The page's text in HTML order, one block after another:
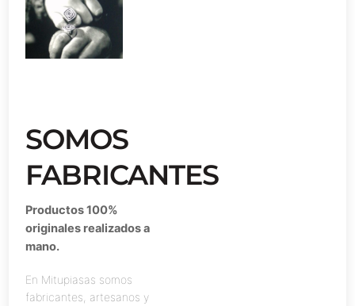
SOMOS
FABRICANTES
Productos 100%
originales realizados a
mano.
En Mitupiasas somos
fabricantes, artesanos y